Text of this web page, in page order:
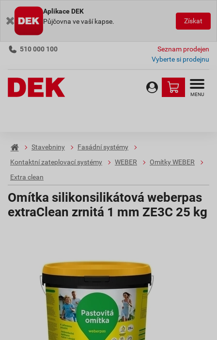
Aplikace DEK
Půjčovna ve vaší kapse.
Získat
510 000 100
Seznam prodejen
Vyberte si prodejnu
MENU
Stavebniny
Fasádní systémy
Kontaktní zateplovací systémy
WEBER
Omítky WEBER
Extra clean
Omítka silikonsilikátová weberpas
extraClean zrnitá 1 mm ZE3C 25 kg